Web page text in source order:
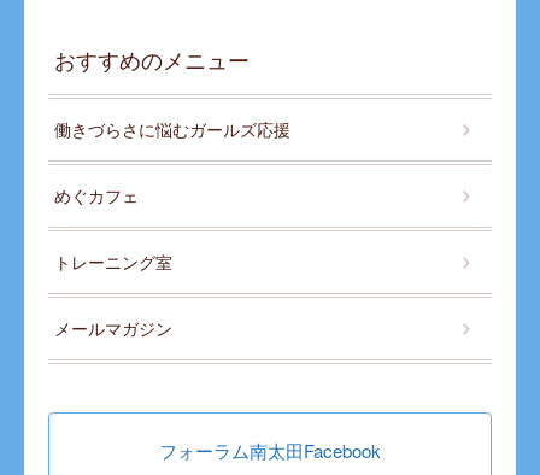
おすすめのメニュー
働きづらさに悩むガールズ応援
めぐカフェ
トレーニング室
メールマガジン
フォーラム南太田Facebook